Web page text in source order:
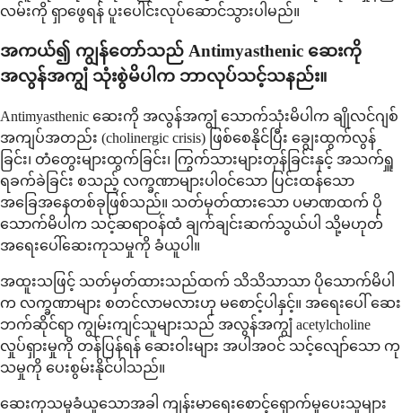
လမ်းကို ရှာဖွေရန် ပူးပေါင်းလုပ်ဆောင်သွားပါမည်။
အကယ်၍ ကျွန်တော်သည် Antimyasthenic ဆေးကို
အလွန်အကျွံ သုံးစွဲမိပါက ဘာလုပ်သင့်သနည်း။
Antimyasthenic ဆေးကို အလွန်အကျွံ သောက်သုံးမိပါက ချိုလင်ဂျစ်
အကျပ်အတည်း (cholinergic crisis) ဖြစ်စေနိုင်ပြီး ချွေးထွက်လွန်
ခြင်း၊ တံတွေးများထွက်ခြင်း၊ ကြွက်သားများတုန်ခြင်းနှင့် အသက်ရှူ
ရခက်ခဲခြင်း စသည့် လက္ခဏာများပါ၀င်သော ပြင်းထန်သော
အခြေအနေတစ်ခုဖြစ်သည်။ သတ်မှတ်ထားသော ပမာဏထက် ပို
သောက်မိပါက သင့်ဆရာဝန်ထံ ချက်ချင်းဆက်သွယ်ပါ သို့မဟုတ်
အရေးပေါ်ဆေးကုသမှုကို ခံယူပါ။
အထူးသဖြင့် သတ်မှတ်ထားသည်ထက် သိသိသာသာ ပိုသောက်မိပါ
က လက္ခဏာများ စတင်လာမလားဟု မစောင့်ပါနှင့်။ အရေးပေါ် ဆေး
ဘက်ဆိုင်ရာ ကျွမ်းကျင်သူများသည် အလွန်အကျွံ acetylcholine
လှုပ်ရှားမှုကို တန်ပြန်ရန် ဆေးဝါးများ အပါအဝင် သင့်လျော်သော ကု
သမှုကို ပေးစွမ်းနိုင်ပါသည်။
ဆေးကုသမှုခံယူသောအခါ ကျန်းမာရေးစောင့်ရှောက်မှုပေးသူများ